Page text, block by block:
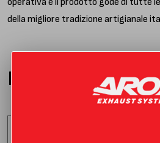
operativa e il prodotto gode di tutte
della migliore tradizione artigianale
PRODOTTI